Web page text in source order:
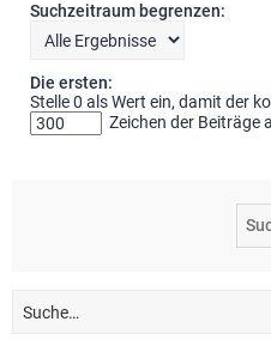
Suchzeitraum begrenzen:
Die ersten:
Stelle 0 als Wert ein, damit der
Zeichen der Beiträge